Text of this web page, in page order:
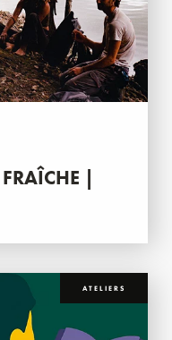
|
ATELIERS